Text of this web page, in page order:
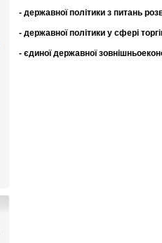
- державної політики з питань
- державної політики у сфері
- єдиної державної